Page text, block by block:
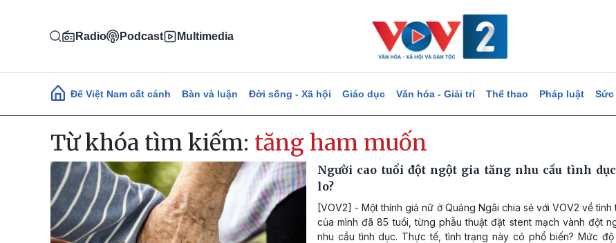
Radio Podcast Multimedia
Main navigation
Để Việt Nam cất cánh Bàn và luận Đời sống - Xã hội Giáo dục Văn hóa - Giải trí Thể thao Pháp luật Sức
Từ khóa tìm kiếm: tăng ham muốn
Người cao tuổi đột ngột gia tăng nhu cầu tình
lo?
[VOV2] - Một thính giả nữ ở Quảng Ngãi chia sẻ với VOV2 về tình
của mình đã 85 tuổi, từng phẫu thuật đặt stent mạch vành đột
nhu cầu tình dục. Thực tế, tình trạng này có phổ biến? Mức độ